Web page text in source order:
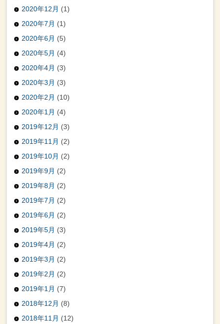
2020年12月 (1)
2020年7月 (1)
2020年6月 (5)
2020年5月 (4)
2020年4月 (3)
2020年3月 (3)
2020年2月 (10)
2020年1月 (4)
2019年12月 (3)
2019年11月 (2)
2019年10月 (2)
2019年9月 (2)
2019年8月 (2)
2019年7月 (2)
2019年6月 (2)
2019年5月 (3)
2019年4月 (2)
2019年3月 (2)
2019年2月 (2)
2019年1月 (7)
2018年12月 (8)
2018年11月 (12)